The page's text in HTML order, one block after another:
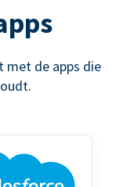
met de apps die